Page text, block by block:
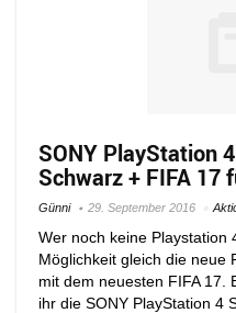
SONY PlayStation
Schwarz + FIFA 17
Günni 29. September 2016
Wer noch keine Playstation
Möglichkeit gleich die neue
mit dem neuesten FIFA 17.
ihr die SONY PlayStation 4